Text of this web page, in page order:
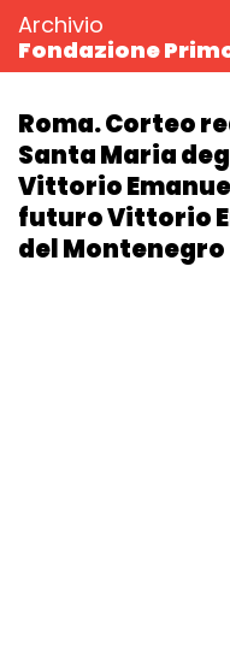
Archivio
Fondazione
Roma. Corteo
Santa Maria
Vittorio
futuro Vittorio
del Montenegro